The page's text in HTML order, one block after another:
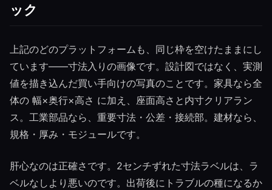
ック
上記のどのプラットフォームも、同じ枠を空けたままにし
ています——寸法入りの画像です。設計図ではなく、実測
値を描き込んだ買い手向けの写真のことです。家具なら全
体の 幅×奥行×高さ に加え、座面高さと内寸クリアラン
ス。工業部品なら、重要寸法・公差・接続部。建材なら、
規格・厚み・モジュールです。
肝心なのは正確さです。2センチずれた寸法ラベルは、ラ
ベルなしより悪いのです。出荷後にトラブルの種になるか